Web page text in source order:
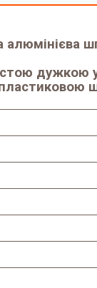
дужкою